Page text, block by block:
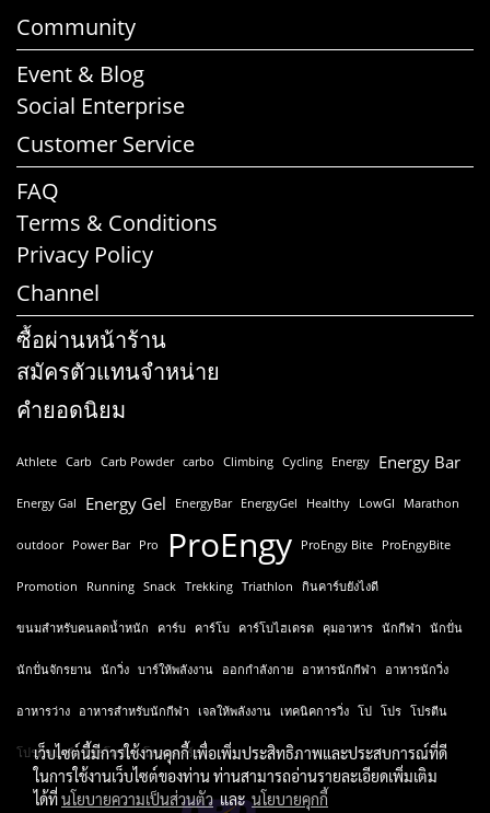
Community
Event & Blog
Social Enterprise
Customer Service
FAQ
Terms & Conditions
Privacy Policy
Channel
ซื้อผ่านหน้าร้าน
สมัครตัวแทนจำหน่าย
คำยอดนิยม
Athlete Carb Carb Powder carbo Climbing Cycling Energy Energy Bar
Energy Gal Energy Gel EnergyBar EnergyGel Healthy LowGI Marathon
outdoor Power Bar Pro ProEngy ProEngy Bite ProEngyBite
Promotion Running Snack Trekking Triathlon กินคาร์บยังไงดี
ขนมสำหรับคนลดน้ำหนัก คาร์บ คาร์โบ คาร์โบไฮเดรต คุมอาหาร นักกีฬา นักปั่น
นักปั่นจักรยาน นักวิ่ง บาร์ให้พลังงาน ออกกำลังกาย อาหารนักกีฬา อาหารนักวิ่ง
อาหารว่าง อาหารสำหรับนักกีฬา เจลให้พลังงาน เทคนิคการวิ่ง โป โปร โปรตีน
โปรตีนบาร์ โปรโมชั่น โหลดคาร์บ
เว็บไซต์นี้มีการใช้งานคุกกี้ เพื่อเพิ่มประสิทธิภาพและประสบการณ์ที่ดี
ในการใช้งานเว็บไซต์ของท่าน ท่านสามารถอ่านรายละเอียดเพิ่มเติม
ได้ที่นโยบายความเป็นส่วนตัวและนโยบายคุกกี้